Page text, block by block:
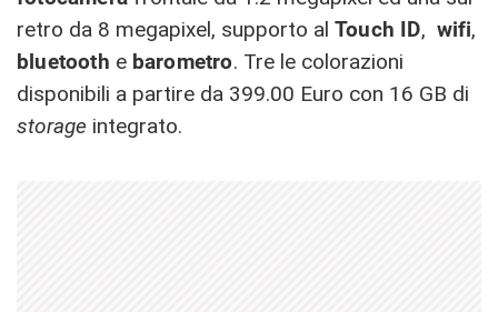
retro da 8 megapixel, supporto al Touch ID, wifi,
bluetooth e barometro. Tre le colorazioni
disponibili a partire da 399.00 Euro con 16 GB di
storage integrato.